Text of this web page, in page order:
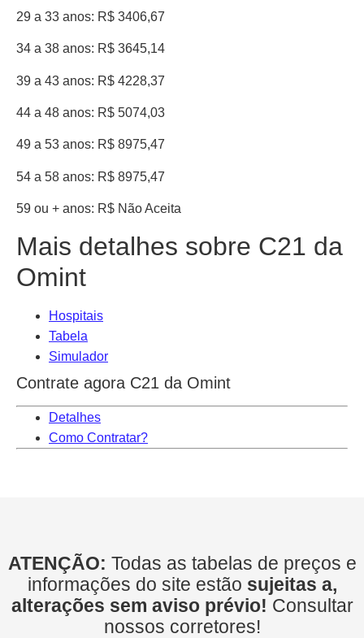
29 a 33 anos: R$ 3406,67
34 a 38 anos: R$ 3645,14
39 a 43 anos: R$ 4228,37
44 a 48 anos: R$ 5074,03
49 a 53 anos: R$ 8975,47
54 a 58 anos: R$ 8975,47
59 ou + anos: R$ Não Aceita
Mais detalhes sobre C21 da
Omint
Hospitais
Tabela
Simulador
Contrate agora C21 da Omint
Detalhes
Como Contratar?
ATENÇÃO: Todas as tabelas de preços e
informações do site estão sujeitas a,
alterações sem aviso prévio! Consultar
nossos corretores!